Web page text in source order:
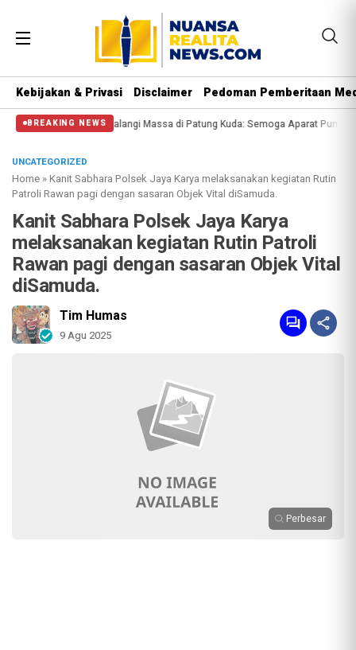
Kebijakan & Privasi Disclaimer Pedoman Pemberitaan
BREAKING NEWS
Polisi Halangi Massa di Patung Kuda: Semoga Aparat Punya Hati Nurani
UNCATEGORIZED
Home »Kanit Sabhara Polsek Jaya Karya melaksanakan kegiatan Rutin
Patroli Rawan pagi dengan sasaran Objek Vital diSamuda.
Kanit Sabhara Polsek Jaya Karya
melaksanakan kegiatan Rutin Patroli
Rawan pagi dengan sasaran Objek Vital
diSamuda.
Tim Humas
9 Agu 2025
Perbesar